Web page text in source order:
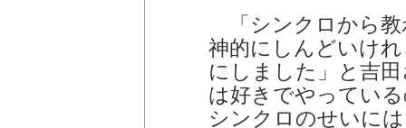
「シンクロから教
神的にしんどいけ
にしました」と吉
は好きでやってい
シンクロのせいに